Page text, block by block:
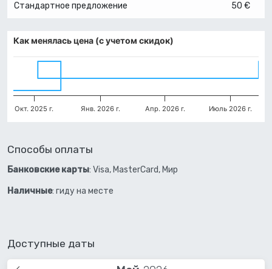
Стандартное предложение 50 €
Как менялась цена (с учетом скидок)
Окт. 2025 г. Янв. 2026 г. Апр. 2026 г. Июль 2026 г.
Способы оплаты
Банковские карты: Visa, MasterCard, Мир
Наличные: гиду на месте
Доступные даты